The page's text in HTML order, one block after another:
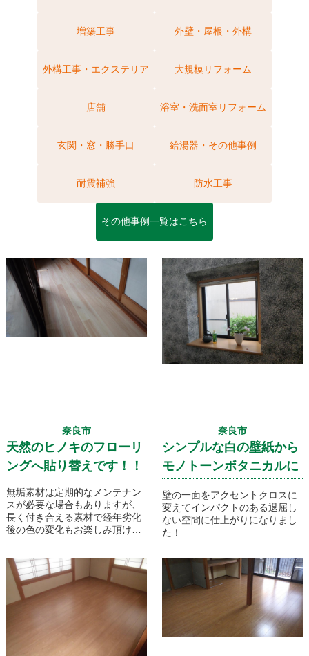
増築工事 外壁・屋根・外構
外構工事・エクステリア 大規模リフォーム
店舗 浴室・洗面室リフォーム
玄関・窓・勝手口 給湯器・その他事例
耐震補強 防水工事
その他事例一覧はこちら
奈良市
天然のヒノキのフローリ
ングへ貼り替えです！！
無垢素材は定期的なメンテナン
スが必要な場合もありますが、
長く付き合える素材で経年劣化
後の色の変化もお楽しみ頂けま
奈良市
シンプルな白の壁紙から
モノトーンボタニカルに
壁の一面をアクセントクロスに
変えてインパクトのある退屈し
ない空間に仕上がりになりまし
た！